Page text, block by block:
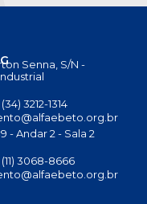
Senna, S/N -
(34) 3212-1314
- Andar 2 - Sala 2
(11) 3068-8666